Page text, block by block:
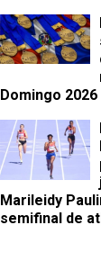
Domingo 2026
Marileidy
semifinal de